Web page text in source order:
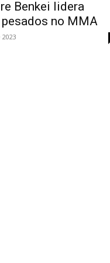
Benkei lidera
no MMA